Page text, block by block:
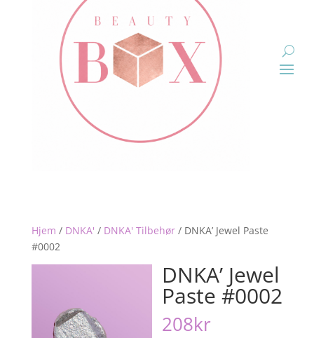
Hjem / DNKA' / DNKA' Tilbehør/ DNKA’ Jewel Paste
#0002
DNKA’ Jewel
Paste #0002
208kr